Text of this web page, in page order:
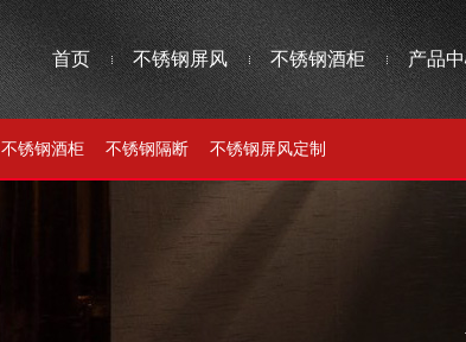
首页 不锈钢屏风 不锈钢酒柜 产品
不锈钢酒柜 不锈钢隔断 不锈钢屏风定制